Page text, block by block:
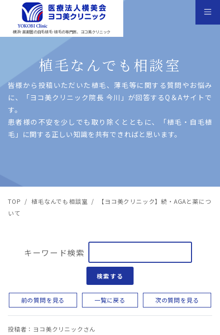
横浜･首都圏の自毛植毛･植毛の専門医、ヨコ美クリニック
植毛なんでも相談室
皆様から投稿いただいた植⽑、薄⽑等に関する質問やお悩み
に、「ヨコ美クリニック院⻑ 今川」が回答するQ＆Aサイトで
す。
患者様の不安を少しでも取り除くとともに、「植⽑・⾃⽑植
⽑」に関する正しい知識を共有できればと思います。
TOP / 植毛なんでも相談室 /
【ヨコ美クリニック】続・AGAと薬につ
いて
キーワード検索
検索する
前の質問を見る 一覧に戻る 次の質問を見る
投稿者：ヨコ美クリニックさん